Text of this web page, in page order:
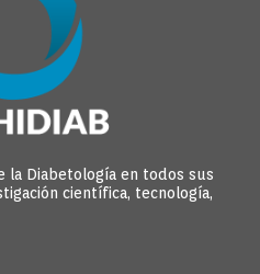
la Diabetología en todos sus
científica, tecnología,